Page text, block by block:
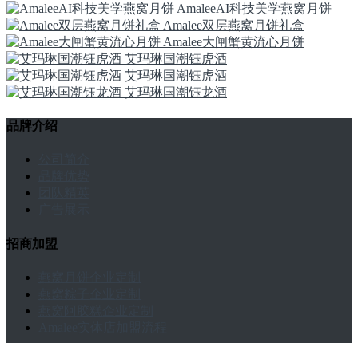
AmaleeAI科技美学燕窝月饼
Amalee双层燕窝月饼礼盒
Amalee大闸蟹黄流心月饼
艾玛琳国潮钰虎酒
艾玛琳国潮钰虎酒
艾玛琳国潮钰龙酒
品牌介绍
招商加盟